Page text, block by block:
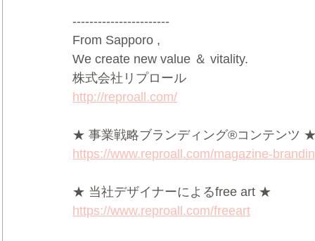
-----------------------
From Sapporo ,
We create new value ＆ vitality.
株式会社リプロール
http://reproall.com/
★ 事業戦略ブランディング®コンテンツ
https://www.reproall.com/magazine-
★ 当社デザイナーによるfree art ★
https://www.reproall.com/freeart